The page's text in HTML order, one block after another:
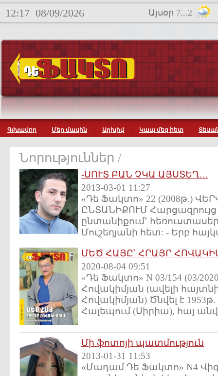
12:17 08/09/2026 Այսօր 7...2
Գլխավոր Մեր մասին Արխիվ Կապ մեզ հետ
Նորություններ /
-ՍՈՒՏ ԲԱՆ ՉԿԱ ԱՅՍՏԵՂ…
2013-03-01 11:27
«Դե Ֆակտո» 22 (2008թ.)
ԸՆՏԱՆԻՔՈՒՄ
ընտանիքում՚
Մուշեղյանի հետ: - Երբ
ՄԵԾ ՀԱՅԸ՝ ՀՐԱՅՐ
2020-08-04 09:51
«Դե Ֆակտո» N 03/154 (03/
Հովակիմյան (ավելի
Հովակիմյան) Ծնվել է 1953թ.
Հալեպում (Սիրիա), հայ
Մի ֆոտոյի պատմություն
2013-01-31 11:53
«Մադամ Դե Ֆակտո» N4